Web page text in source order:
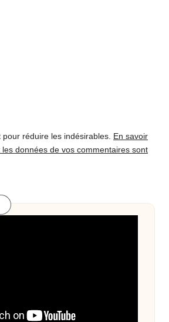
réduire les indésirables. En savoir
données de vos commentaires sont